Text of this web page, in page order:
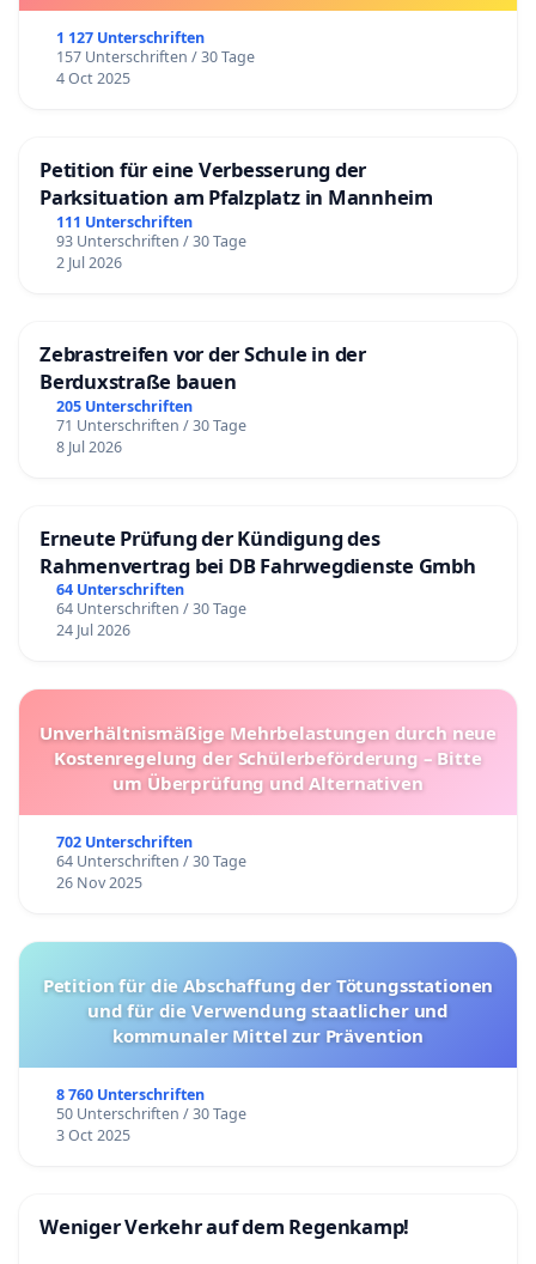
1 127 Unterschriften
157 Unterschriften / 30 Tage
4 Oct 2025
Petition für eine Verbesserung der
Parksituation am Pfalzplatz in Mannheim
111 Unterschriften
93 Unterschriften / 30 Tage
2 Jul 2026
Zebrastreifen vor der Schule in der
Berduxstraße bauen
205 Unterschriften
71 Unterschriften / 30 Tage
8 Jul 2026
Erneute Prüfung der Kündigung des
Rahmenvertrag bei DB Fahrwegdienste Gmbh
64 Unterschriften
64 Unterschriften / 30 Tage
24 Jul 2026
Unverhältnismäßige Mehrbelastungen durch neue
Kostenregelung der Schülerbeförderung – Bitte
um Überprüfung und Alternativen
702 Unterschriften
64 Unterschriften / 30 Tage
26 Nov 2025
Petition für die Abschaffung der Tötungsstationen
und für die Verwendung staatlicher und
kommunaler Mittel zur Prävention
8 760 Unterschriften
50 Unterschriften / 30 Tage
3 Oct 2025
Weniger Verkehr auf dem Regenkamp!